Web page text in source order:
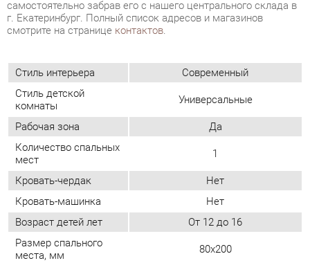
Стиль детской
комнаты
Универсальные
Рабочая зона
мест 1
Кровать-чердак
Кровать-машинка
Возраст детей лет
От 12 до 16
Размер спального
места, мм
80х200
Материал Лдсп
Цвет
Гикори рокфорд натуральный/
мята/бензин
ОТЗЫВЫ